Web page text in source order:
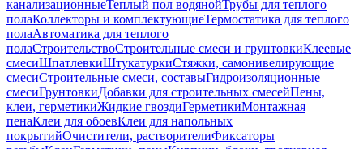
канализационныеТеплый пол водянойТрубы для теплого
полаКоллекторы и комплектующиеТермостатика для теплого
полаАвтоматика для теплого
полаСтроительствоСтроительные смеси и грунтовкиКлеевые
смесиШпатлевкиШтукатуркиСтяжки, самонивелирующие
смесиСтроительные смеси, составыГидроизоляционные
смесиГрунтовкиДобавки для строительных смесейПены,
клеи, герметикиЖидкие гвоздиГерметикиМонтажная
пенаКлеи для обоевКлеи для напольных
покрытийОчистители, растворителиФиксаторы